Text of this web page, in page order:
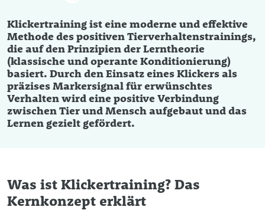
Klickertraining ist eine moderne und effektive
Methode des positiven Tierverhaltenstrainings,
die auf den Prinzipien der Lerntheorie
(klassische und operante Konditionierung)
basiert. Durch den Einsatz eines Klickers als
präzises Markersignal für erwünschtes
Verhalten wird eine positive Verbindung
zwischen Tier und Mensch aufgebaut und das
Lernen gezielt gefördert.
Was ist Klickertraining? Das
Kernkonzept erklärt